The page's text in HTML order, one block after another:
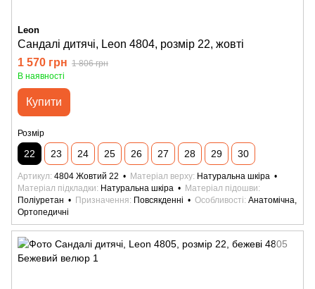
Leon
Сандалі дитячі, Leon 4804, розмір 22, жовті
1 570 грн 1 806 грн
В наявності
Купити
Розмір
22 23 24 25 26 27 28 29 30
Артикул 4804 Жовтий 22 Матеріал верху Натуральна шкіра
Матеріал підкладки
Натуральна шкіра
Матеріал підошви
Поліуретан
Призначення Повсякденні Особливості Анатомічна,
Ортопедичні